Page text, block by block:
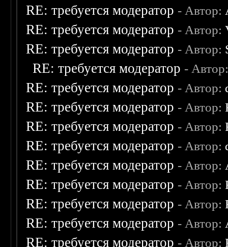
RE: требуется модератор - Автор:
RE: требуется модератор - Автор:
RE: требуется модератор - Автор:
RE: требуется модератор -
RE: требуется модератор - Автор:
RE: требуется модератор - Автор:
RE: требуется модератор - Автор:
RE: требуется модератор - Автор:
RE: требуется модератор - Автор:
RE: требуется модератор - Автор:
RE: требуется модератор - Автор:
RE: требуется модератор - Автор:
RE: требуется модератор - Автор: